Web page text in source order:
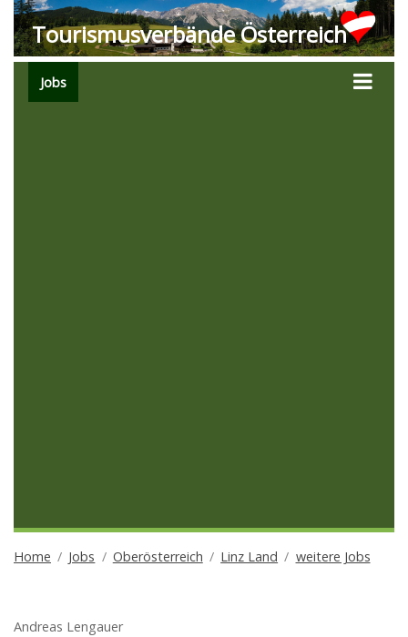
Tourismusverbände Österreich
Jobs
Home Jobs Oberösterreich Linz Land weitere Jobs
Andreas Lengauer